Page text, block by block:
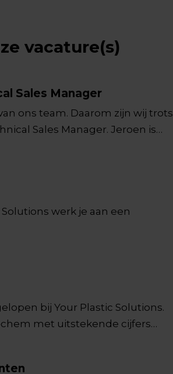
vacature(s)
Sales Manager
ons team. Daarom zijn wij trots
Sales Manager. Jeroen is
werk je aan een
bij Your Plastic Solutions.
met uitstekende cijfers